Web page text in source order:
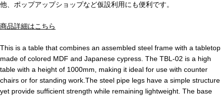
他、ポップアップショップなど仮設利用にも便利です。
商品詳細はこちら
This is a table that combines an assembled steel frame with a tabletop
made of colored MDF and Japanese cypress. The TBL-02 is a high
table with a height of 1000mm, making it ideal for use with counter
chairs or for standing work.The steel pipe legs have a simple structure
yet provide sufficient strength while remaining lightweight. The base